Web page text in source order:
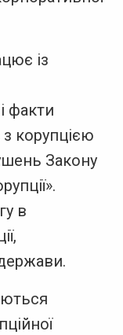
із
факти
з корупцією
Закону
в